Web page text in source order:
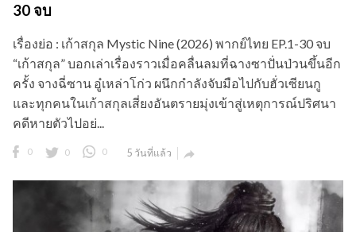
30 จบ
เรื่องย่อ : เก้าสกุล Mystic Nine (2026) พากย์ไทย EP.1-30 จบ
“เก้าสกุล” บอกเล่าเรื่องราวเมื่อคลื่นลมที่ฉางซาปั่นป่วนขึ้นอีก
ครั้ง จางฉี่ซาน อู๋เหล่าโก่ว ผนึกกำลังจับมือไปกับฮั่วเซียนกู
และทุกคนในเก้าสกุลเสี่ยงอันตรายมุ่งเข้าสู่เหตุการณ์ปริศนา
คดีหายตัวไปอย่...
0 0 0 5 วันที่แล้ว 